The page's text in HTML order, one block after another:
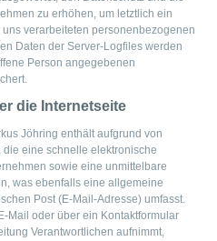
zu erhöhen, um letztlich ein
verarbeiteten personenbezogenen
Daten der Server-Logfiles werden
Person angegebenen
die Internetseite
Jöhring enthält aufgrund von
eine schnelle elektronische
sowie eine unmittelbare
was ebenfalls eine allgemeine
Post (E-Mail-Adresse) umfasst.
Mail oder über ein Kontaktformular
Verantwortlichen aufnimmt,